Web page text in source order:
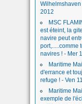
2012
MSC
est éteint, la
navire peut
port,.....comme
navires ! - Mer
Maritime
d'errance et
refuge ! - Ven
Maritime
exemple de